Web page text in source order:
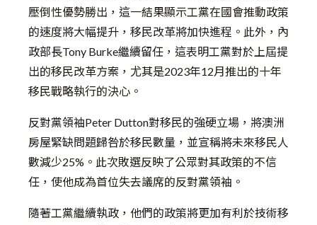
壓倒性優勢勝出，這一結果顯示工黨在國會推動政策
的速度將大幅提升，移民改革將加快進程。此外，內
政部長Tony Burke繼續留任，這表明工黨對於上屆提
出的移民改革方案，尤其是2023年12月推出的十年
移民戰略執行的決心。
反對黨領袖Peter Dutton對移民的強硬立場，將澳洲
房屋緊缺問題歸咎於移民數量，並宣稱將未來移民人
數減少25%。此次敗選反映了公眾對其政策的不信
任，使他成為首位失去議席的反對黨領袖。
隨著工黨繼續執政，他們的政策將更加有利於技術移